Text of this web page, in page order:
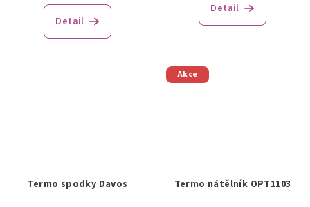
Detail
Detail
Termo spodky Davos
Akce
Termo nátělník OPT1103